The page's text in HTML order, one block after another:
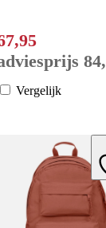
,95
84,
Vergelijk